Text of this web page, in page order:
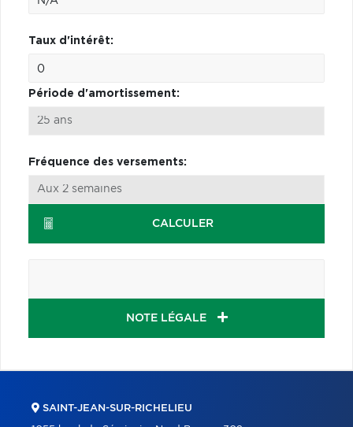
Taux d'intérêt:
Période d'amortissement:
Fréquence des versements:
CALCULER
NOTE LÉGALE
SAINT-JEAN-SUR-RICHELIEU